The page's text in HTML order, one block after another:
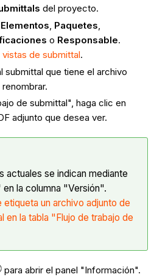
del proyecto.
Elementos, Paquetes,
o Responsable.
de submittal.
submittal que tiene el archivo
de submittal", haga clic en
adjunto que desea ver.
actuales se indican mediante
la columna "Versión".
etiqueta un archivo adjunto de
en la tabla "Flujo de trabajo de
para abrir el panel "Información".